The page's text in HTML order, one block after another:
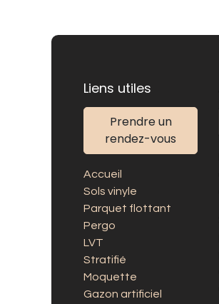
Liens utiles
Prendre un
rendez-vous
Accueil
Sols vinyle
Parquet flottant
Pergo
LVT
Stratifié
Moquette
Gazon artificiel